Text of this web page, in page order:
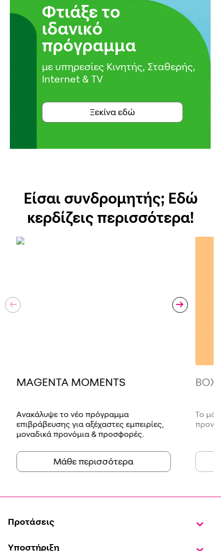
Φτιάξε το
ιδανικό
πρόγραμμα
με υπηρεσίες Κινητής, Σταθερής,
Internet & TV
Ξεκίνα εδώ
Είσαι συνδρομητής; Εδώ
κερδίζεις περισσότερα!
MAGENTA MOMENTS
Ανακάλυψε το νέο πρόγραμμα
επιβράβευσης για αξέχαστες εμπειρίες,
μοναδικά προνόμια & προσφορές.
Μάθε περισσότερα
BOX
Το
Προτάσεις
Υποστήριξη